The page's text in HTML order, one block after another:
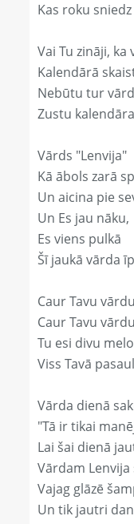
Kas roku
Vai Tu zināji, ka
Kalendārā
Nebūtu tur
Zustu
Vārds "Lenvija"
Kā ābols zarā
Un aicina pie
Un Es jau nāku,
Es viens pulkā
Šī jaukā vārda
Caur Tavu
Caur Tavu
Tu esi divu
Viss Tavā
Vārda dienā
"Tā ir tikai
Lai šai dienā
Vārdam Lenvija
Vajag glāzē
Un tik jautri